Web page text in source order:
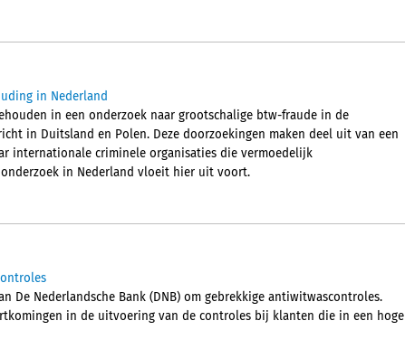
in Nederland
in een onderzoek naar grootschalige btw-fraude in de
in Duitsland en Polen. Deze doorzoekingen maken deel uit van een
internationale criminele organisaties die vermoedelijk
in Nederland vloeit hier uit voort.
De Nederlandsche Bank (DNB) om gebrekkige antiwitwascontroles.
in de uitvoering van de controles bij klanten die in een hoge